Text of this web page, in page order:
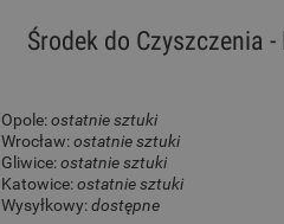
Środek do Czyszczenia
Opole:ostatnie sztuki
Wrocław:ostatnie sztuki
Gliwice:ostatnie sztuki
Katowice:ostatnie sztuki
Wysyłkowy:dostępne